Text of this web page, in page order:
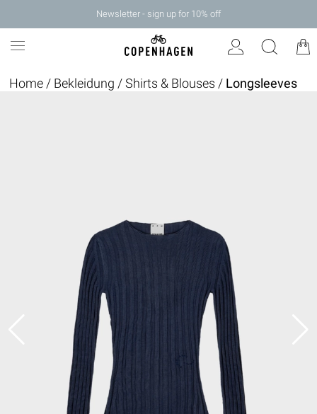
Newsletter - sign up for 10% off
Home / Bekleidung /Shirts & Blouses / Longsleeves